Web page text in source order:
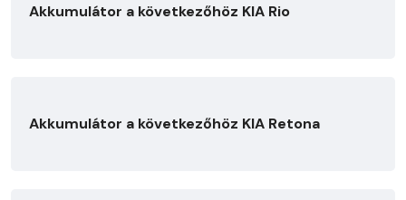
Akkumulátor a következőhöz KIA Rio
Akkumulátor a következőhöz KIA Retona